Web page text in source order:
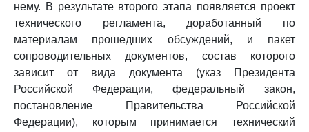
нему. В результате второго этапа появляется проект
технического регламента, доработанный по
материалам прошедших обсуждений, и пакет
сопроводительных документов, состав которого
зависит от вида документа (указ Президента
Российской Федерации, федеральный закон,
постановление Правительства Российской
Федерации), которым принимается технический